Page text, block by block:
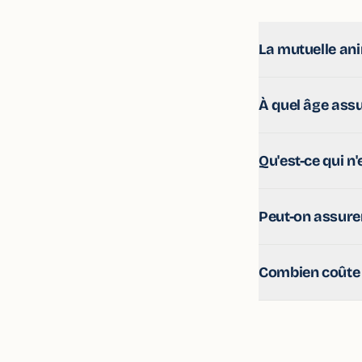
La mutuelle
Sécurité sociale,
À quel âge
antérieures.
Qu'est-ce qui
qui dépasse le
Peut-on
chiens et chats.
Combien